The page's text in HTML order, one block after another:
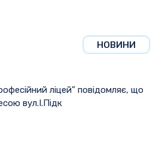
НОВИНИ
ліцей” повідомляє, що
вул.І.Підк